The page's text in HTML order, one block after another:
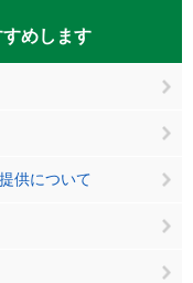
めします
供について